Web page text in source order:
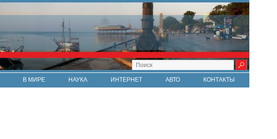
В МИРЕ НАУКА ИНТЕРНЕТ АВТО КОНТАКТЫ